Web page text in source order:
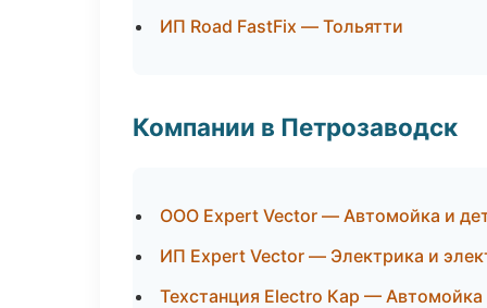
ИП Road FastFix — Тольятти
Компании в Петрозаводск
ООО Expert Vector — Автомойка и
ИП Expert Vector — Электрика и
Техстанция Electro Кар — Автомойка